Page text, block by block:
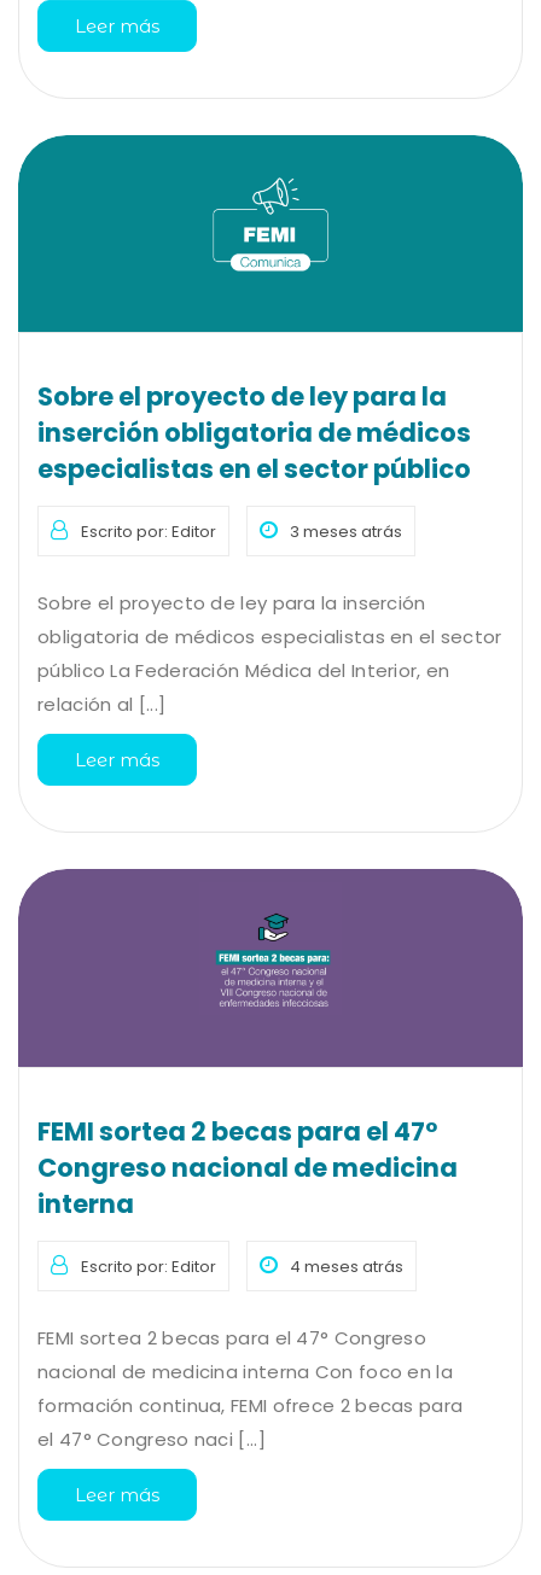
Leer más
Sobre el proyecto de ley para la
inserción obligatoria de médicos
especialistas en el sector público
Escrito por: Editor 3 meses atrás
Sobre el proyecto de ley para la inserción
obligatoria de médicos especialistas en el sector
público La Federación Médica del Interior, en
relación al [...]
Leer más
FEMI sortea 2 becas para el 47°
Congreso nacional de medicina
interna
Escrito por: Editor 4 meses atrás
FEMI sortea 2 becas para el 47° Congreso
nacional de medicina interna Con foco en la
formación continua, FEMI ofrece 2 becas para
el 47° Congreso naci [...]
Leer más